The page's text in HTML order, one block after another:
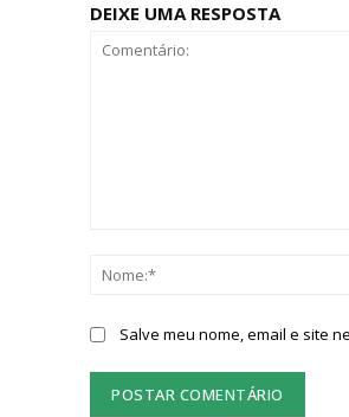
DEIXE UMA RESPOSTA
Salve meu nome, email e site